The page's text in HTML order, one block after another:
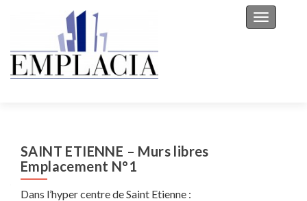
Toggle
SAINT ETIENNE – Murs libres
Emplacement N°1
Dans l’hyper centre de Saint Etienne :